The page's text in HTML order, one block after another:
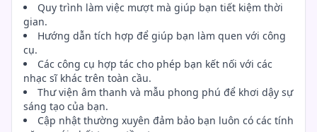
Quy trình làm việc mượt mà giúp bạn tiết kiệm thời
gian.
Hướng dẫn tích hợp để giúp bạn làm quen với công
cụ.
Các công cụ hợp tác cho phép bạn kết nối với các
nhạc sĩ khác trên toàn cầu.
Thư viện âm thanh và mẫu phong phú để khơi dậy sự
sáng tạo của bạn.
Cập nhật thường xuyên đảm bảo bạn luôn có các tính